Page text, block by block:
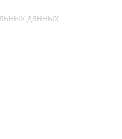
данных